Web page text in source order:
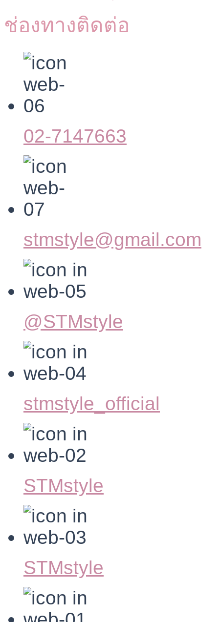
ช่องทางติดต่อ
02-7147663
stmstyle@gmail.com
@STMstyle
stmstyle_official
STMstyle
STMstyle